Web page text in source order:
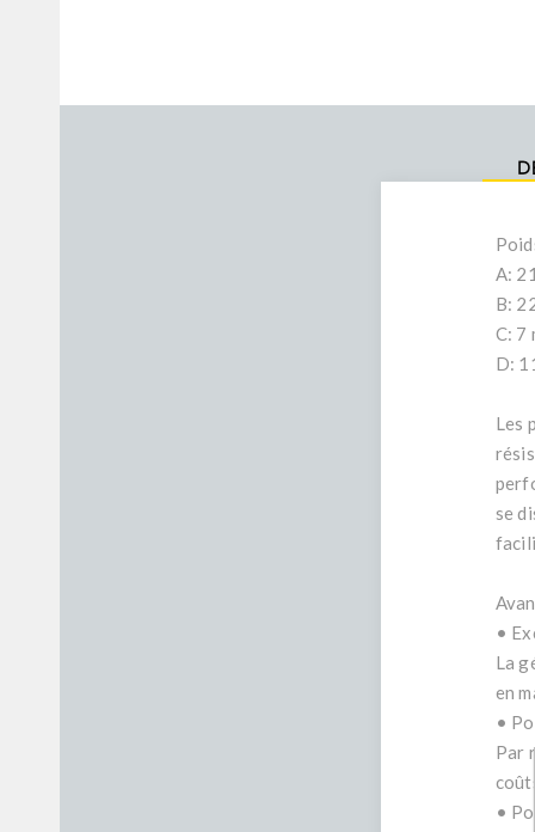
A:
B:
C: 7
D:
Les
se
•
La
en
•
Par
•